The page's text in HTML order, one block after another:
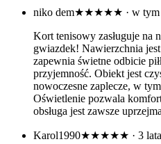
niko dem★★★★★ · w
Kort tenisowy zasługuje na
gwiazdek! Nawierzchnia
zapewnia świetne odbicie
przyjemność. Obiekt jest
nowoczesne zaplecze, w
Oświetlenie pozwala
obsługa jest zawsze
Karol1990★★★★★ · 3